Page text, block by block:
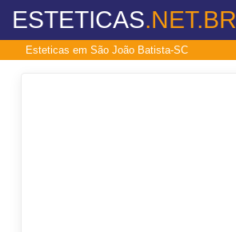
ESTETICAS.NET.BR
Esteticas em São João Batista-SC